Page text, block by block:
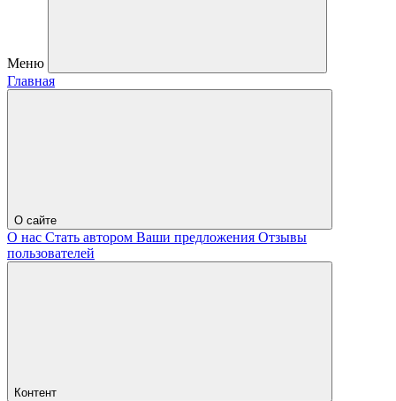
Меню
Главная
О сайте
О нас Стать автором Ваши предложения Отзывы
пользователей
Контент